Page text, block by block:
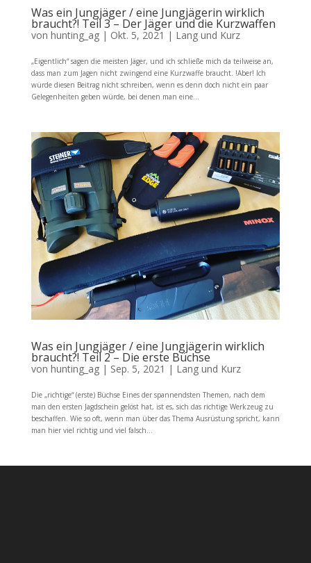
Was ein Jungjäger / eine Jungjägerin wirklich
braucht?! Teil 3 – Der Jäger und die Kurzwaffen
von hunting_ag| Okt. 5, 2021 | Lang und Kurz
„Eigentlich“ sagen die meisten Jäger, und ich schließe mich da teilweise an,
dass man zum Jagen nicht zwingend eine Kurzwaffe braucht. !Aber! Ich
würde diesen Beitrag nicht schreiben, wenn es denn doch nicht ein paar
Gelegenheiten geben würde, bei denen man eine...
Was ein Jungjäger / eine Jungjägerin wirklich
braucht?! Teil 2 – Die erste Büchse
von hunting_ag| Sep. 5, 2021 | Lang und Kurz
Die „richtige“ (erste) Büchse Eines der spannendsten Themen, nach dem
man den ersten Jagdschein gelöst hat, ist es, sich das richtige Werkzeug zu
beschaffen. Wie so oft, wenn man über das Thema Ausrüstung spricht, kann
man hier viel richtig und viel falsch...